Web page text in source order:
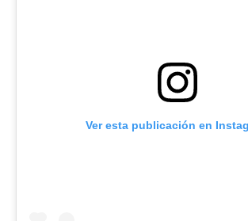
Ver esta publicación en